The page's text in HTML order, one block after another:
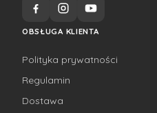
OBSŁUGA KLIENTA
Polityka prywatności
Regulamin
Dostawa